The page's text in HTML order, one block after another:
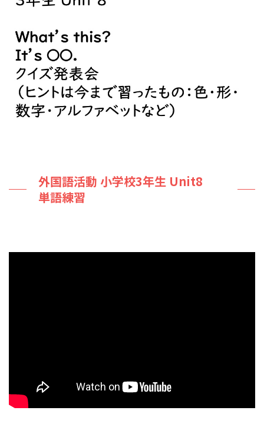
外国語活動 小学校3年生 Unit8
単語練習